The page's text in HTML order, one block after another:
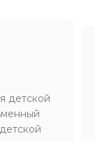
детской